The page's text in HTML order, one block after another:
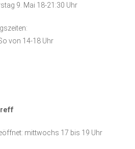
9. Mai 18-21:30 Uhr
von 14-18 Uhr
mittwochs 17 bis 19 Uhr